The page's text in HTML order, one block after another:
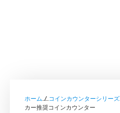
ホーム / コインカウンターシリーズ
カー推奨コインカウンター